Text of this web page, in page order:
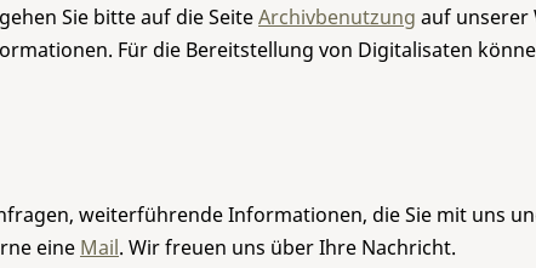
Sie bitte auf die SeiteArchivbenutzung auf unserer
Für die Bereitstellung von Digitalisaten
weiterführende Informationen, die Sie mit uns
eine Mail. Wir freuen uns über Ihre Nachricht.